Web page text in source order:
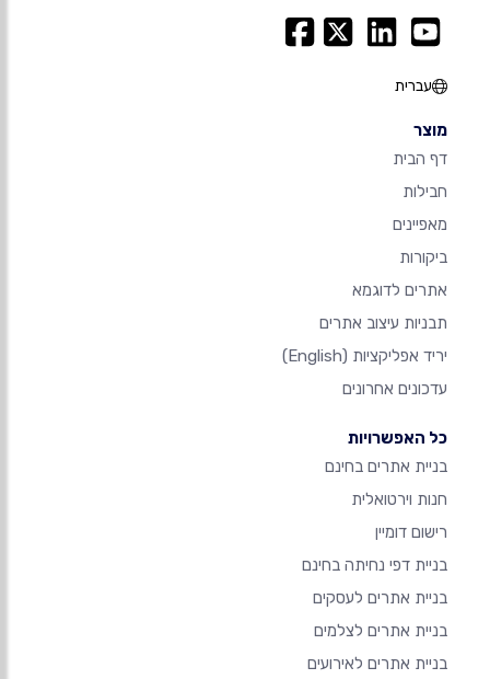
עברית
מוצר
דף הבית
חבילות
מאפיינים
ביקורות
אתרים לדוגמא
תבניות עיצוב אתרים
יריד אפליקציות (English)
עדכונים אחרונים
כל האפשרויות
בניית אתרים בחינם
חנות וירטואלית
רישום דומיין
בניית דפי נחיתה בחינם
בניית אתרים לעסקים
בניית אתרים לצלמים
בניית אתרים לאירועים